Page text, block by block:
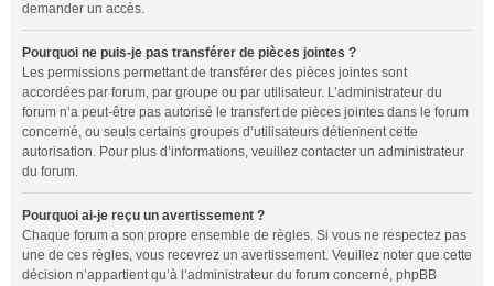
demander un accès.
Pourquoi ne puis-je pas transférer de pièces jointes ?
Les permissions permettant de transférer des pièces jointes sont
accordées par forum, par groupe ou par utilisateur. L’administrateur du
forum n’a peut-être pas autorisé le transfert de pièces jointes dans le forum
concerné, ou seuls certains groupes d’utilisateurs détiennent cette
autorisation. Pour plus d’informations, veuillez contacter un administrateur
du forum.
Pourquoi ai-je reçu un avertissement ?
Chaque forum a son propre ensemble de règles. Si vous ne respectez pas
une de ces règles, vous recevrez un avertissement. Veuillez noter que cette
décision n’appartient qu’à l’administrateur du forum concerné, phpBB